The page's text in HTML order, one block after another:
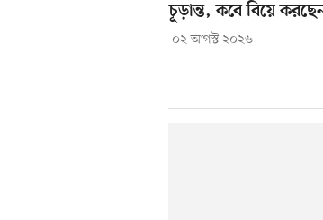
চূড়ান্ত, কবে বিয়ে
০২ আগস্ট ২০২৬